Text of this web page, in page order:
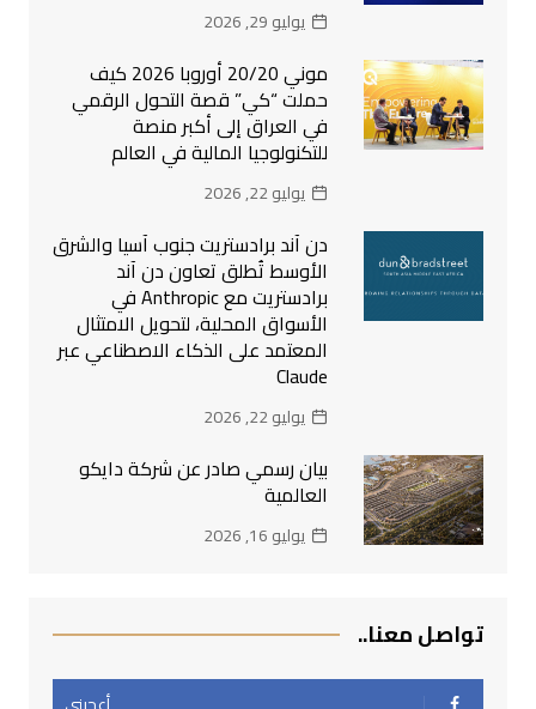
يوليو 29, 2026
موني 20/20 أوروبا 2026 كيف
حملت “كي” قصة التحول الرقمي
في العراق إلى أكبر منصة
للتكنولوجيا المالية في العالم
يوليو 22, 2026
دن آند برادستريت جنوب آسيا والشرق
الأوسط تُطلق تعاون دن آند
برادستريت مع Anthropic في
الأسواق المحلية، لتحويل الامتثال
المعتمد على الذكاء الاصطناعي عبر
Claude
يوليو 22, 2026
بيان رسمي صادر عن شركة دايكو
العالمية
يوليو 16, 2026
تواصل معنا..